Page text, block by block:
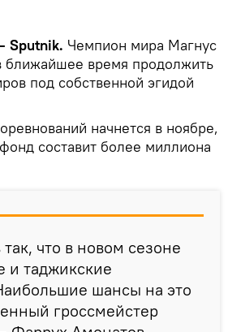
Sputnik. Чемпион мира Магнус
ближайшее время продолжить
под собственной эгидой
начнется в ноябре,
составит более миллиона
что в новом сезоне
и таджикские
шансы на это
гроссмейстер